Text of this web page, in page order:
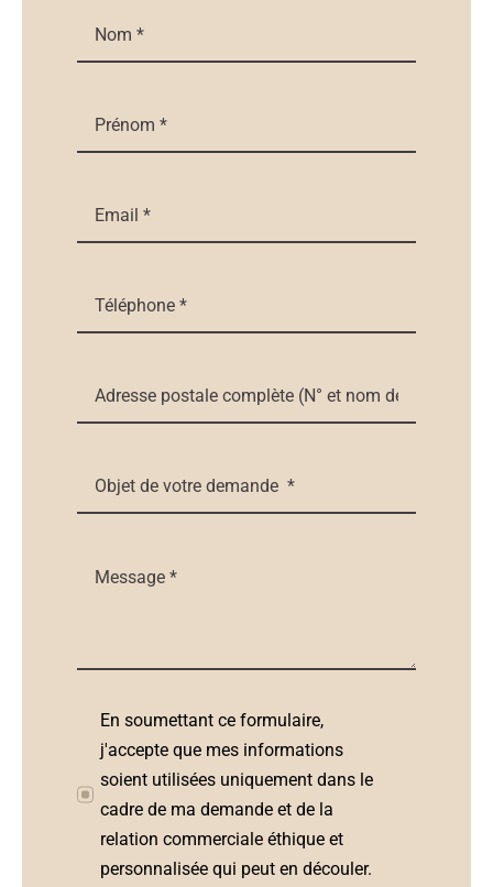
En soumettant ce formulaire,
j'accepte que mes informations
soient utilisées uniquement dans le
cadre de ma demande et de la
relation commerciale éthique et
personnalisée qui peut en découler.